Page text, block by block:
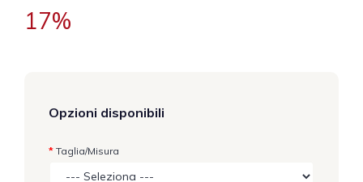
17%
Opzioni disponibili
Taglia/Misura